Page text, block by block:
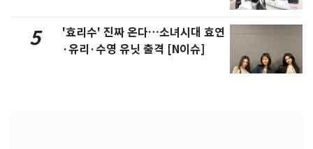
5
'효리수' 진짜 온다…소녀시대 효연
·유리·수영 유닛 출격 [N이슈]